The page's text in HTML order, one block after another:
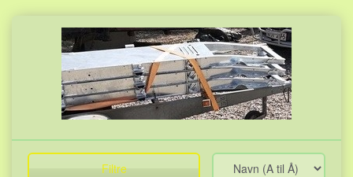
Filtre